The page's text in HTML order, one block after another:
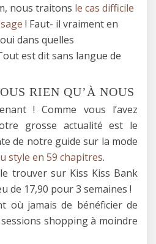
nous traitons le cas difficile
! Faut- il vraiment en
dans quelles
est dit sans langue de
RIEN QU’À NOUS
! Comme vous l’avez
grosse actualité est le
de notre guide sur la mode
style en 59 chapitres.
trouver sur Kiss Kiss Bank
de 17,90 pour 3 semaines !
où jamais de bénéficier de
shopping à moindre